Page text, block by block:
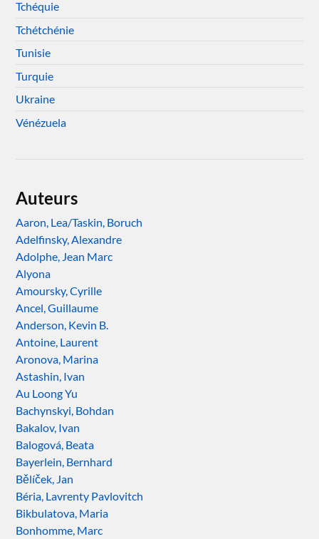
Tchéquie
Tchétchénie
Tunisie
Turquie
Ukraine
Vénézuela
Auteurs
Aaron, Lea/Taskin, Boruch
Adelfinsky, Alexandre
Adolphe, Jean Marc
Alyona
Amoursky, Cyrille
Ancel, Guillaume
Anderson, Kevin B.
Antoine, Laurent
Aronova, Marina
Astashin, Ivan
Au Loong Yu
Bachynskyi, Bohdan
Bakalov, Ivan
Balogová, Beata
Bayerlein, Bernhard
Bělíček, Jan
Béria, Lavrenty Pavlovitch
Bikbulatova, Maria
Bonhomme, Marc